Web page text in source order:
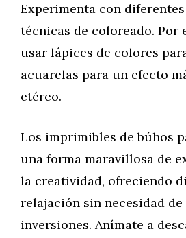
Experimenta con
técnicas de coloreado. Por
usar lápices de colores
acuarelas para un efecto
etéreo.
Los imprimibles de búhos
una forma maravillosa de
la creatividad, ofreciendo
relajación sin necesidad de
inversiones. Anímate a